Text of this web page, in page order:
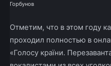
Горбунов
Отметим, что в этом году
проходил полностью в
«Голосу країни.